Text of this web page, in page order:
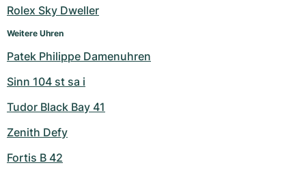
Milgauss
Oyster Perpetual
Yacht-Master
Yacht-Master II
Damenuhren
Ronde
Rotonde
Crash
Pasha
Professional
Bentley
Transocean
Cockpit
Formula 1
Grand Carrera
Gebraucht
Damenuhren
Portofino
Portugieser
Da Vinci
Aquatimer
Spirit of Big Bang
King Power
Gebraucht
Rolex Sky Dweller
Weitere Uhren
Patek Philippe Damenuhren
Sinn 104 st sa i
Tudor Black Bay 41
Zenith Defy
Fortis B 42